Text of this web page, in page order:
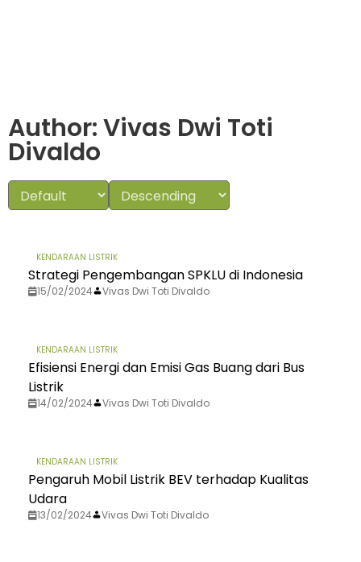
Author:Vivas Dwi Toti
Divaldo
KENDARAAN LISTRIK
Strategi Pengembangan SPKLU di Indonesia
15/02/2024 Vivas Dwi Toti Divaldo
KENDARAAN LISTRIK
Efisiensi Energi dan Emisi Gas Buang dari Bus
Listrik
14/02/2024 Vivas Dwi Toti Divaldo
KENDARAAN LISTRIK
Pengaruh Mobil Listrik BEV terhadap Kualitas
Udara
13/02/2024 Vivas Dwi Toti Divaldo